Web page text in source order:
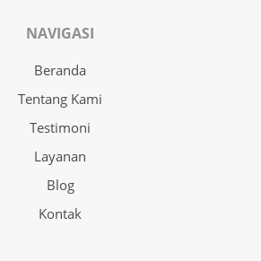
NAVIGASI
Beranda
Tentang Kami
Testimoni
Layanan
Blog
Kontak